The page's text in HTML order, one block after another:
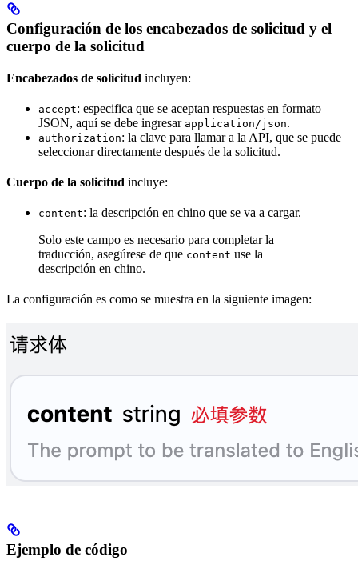
Configuración de los encabezados de solicitud y el
cuerpo de la solicitud
Encabezados de solicitud incluyen:
accept: especifica que se aceptan respuestas en formato
JSON, aquí se debe ingresar application/json.
authorization: la clave para llamar a la API, que se puede
seleccionar directamente después de la solicitud.
Cuerpo de la solicitud incluye:
content: la descripción en chino que se va a cargar.
Solo este campo es necesario para completar la
traducción, asegúrese de que content use la
descripción en chino.
La configuración es como se muestra en la siguiente imagen:
Ejemplo de código